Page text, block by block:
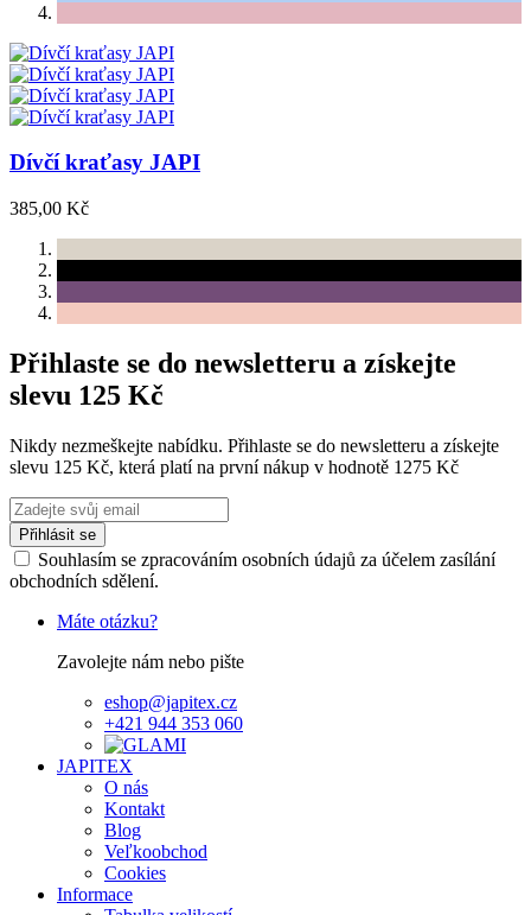
Dívčí kraťasy JAPI
385,00 Kč
Přihlaste se do newsletteru a získejte
slevu 125 Kč
Nikdy nezmeškejte nabídku. Přihlaste se do newsletteru a získejte
slevu 125 Kč, která platí na první nákup v hodnotě 1275 Kč
Přihlásit se
Souhlasím se zpracováním osobních údajů za účelem zasílání
obchodních sdělení.
Máte otázku?
Zavolejte nám nebo pište
eshop@japitex.cz
+421 944 353 060
JAPITEX
O nás
Kontakt
Blog
Veľkoobchod
Cookies
Informace